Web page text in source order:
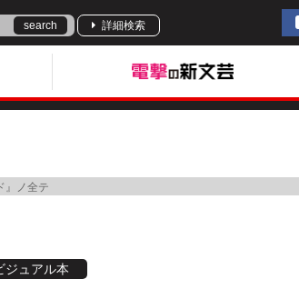
search 詳細検索
』ノ全テ
ジュアル本